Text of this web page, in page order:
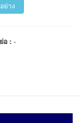
ย่าง
อ :-